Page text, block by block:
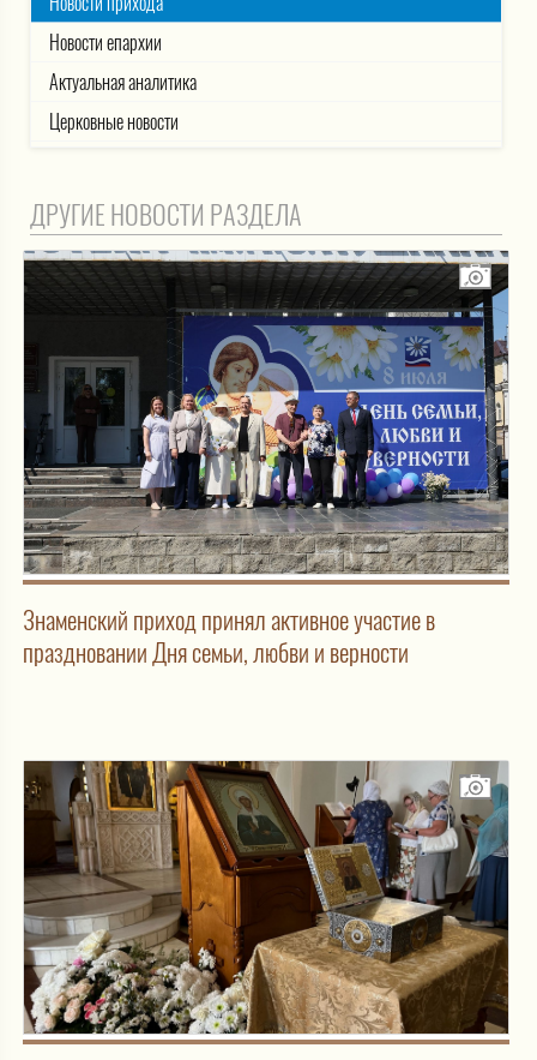
Новости епархии
Актуальная аналитика
Церковные новости
ДРУГИЕ НОВОСТИ РАЗДЕЛА
Знаменский приход принял активное участие в
праздновании Дня семьи, любви и верности